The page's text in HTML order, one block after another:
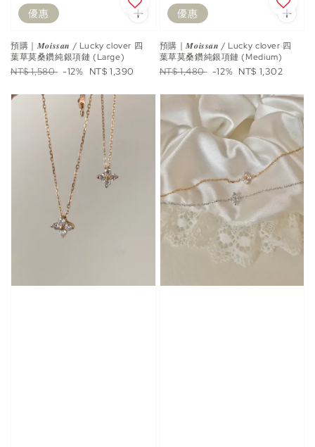
優惠
預購｜𝑴𝒐𝒊𝒔𝒔𝒂𝒏 / Lucky clover 四
葉草莫桑鑽純銀項鏈 (Large)
Regular
NT$ 1,580 -12% Sale
NT$ 1,390
優惠
預購｜𝑴𝒐𝒊𝒔𝒔𝒂𝒏 / Lucky clover 四
葉草莫桑鑽純銀項鏈 (Medium)
Regular
NT$ 1,480 -12% Sale
NT$ 1,302